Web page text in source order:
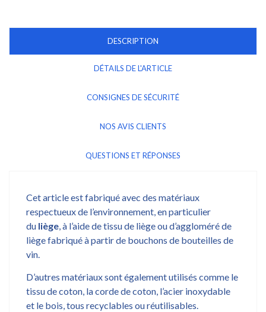
DESCRIPTION
DÉTAILS DE L'ARTICLE
CONSIGNES DE SÉCURITÉ
NOS AVIS CLIENTS
QUESTIONS ET RÉPONSES
Cet article est fabriqué avec des matériaux
respectueux de l’environnement, en particulier
du liège, à l’aide de tissu de liège ou d’aggloméré de
liège fabriqué à partir de bouchons de bouteilles de
vin.
D’autres matériaux sont également utilisés comme le
tissu de coton, la corde de coton, l’acier inoxydable
et le bois, tous recyclables ou réutilisables.